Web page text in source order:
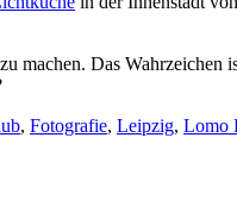
Das
, Fotografie, Leipzig, Lomo